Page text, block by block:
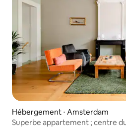
Hébergement ⋅ Amsterdam
Superbe appartement ; centre